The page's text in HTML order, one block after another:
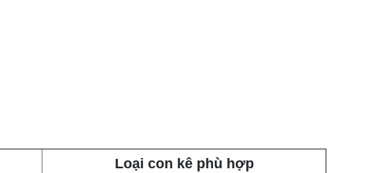
Loại con kê phù hợp